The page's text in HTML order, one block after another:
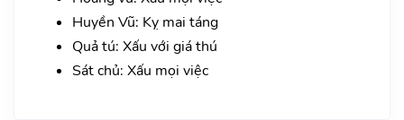
Huyền Vũ: Kỵ mai táng
Quả tú: Xấu với giá thú
Sát chủ: Xấu mọi việc